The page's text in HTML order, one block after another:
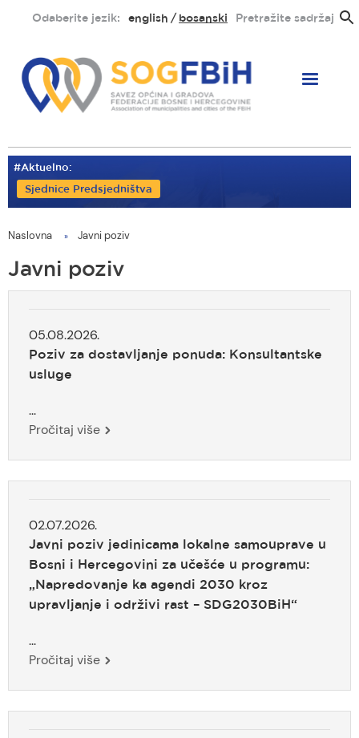
sadržaj
Odaberite jezik: english bosanski Pretražite sadržaj
#Aktuelno:
Sjednice Predsjedništva
You
are
here
Naslovna Javni poziv
Javni poziv
05.08.2026.
Poziv za dostavljanje ponuda: Konsultantske
usluge
...
Pročitaj više
02.07.2026.
Javni poziv jedinicama lokalne samouprave u
Bosni i Hercegovini za učešće u programu:
„Napredovanje ka agendi 2030 kroz
upravljanje i održivi rast – SDG2030BiH“
...
Pročitaj više